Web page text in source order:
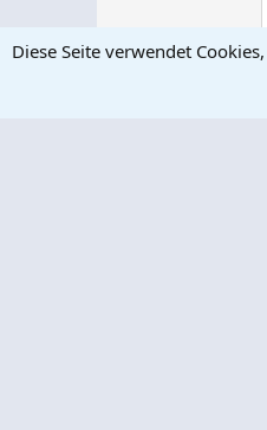
Diese Seite verwendet